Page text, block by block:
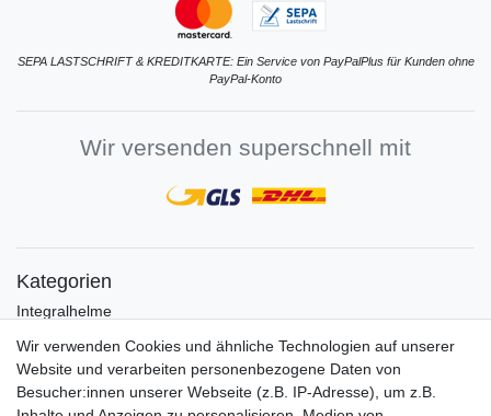
SEPA LASTSCHRIFT & KREDITKARTE: Ein Service von PayPalPlus für Kunden ohne
PayPal-Konto
Wir versenden superschnell mit
Kategorien
Integralhelme
Crosshelme
Klapphelme
Zubehör/Visiere
Wir verwenden Cookies und ähnliche Technologien auf unserer
Website und verarbeiten personenbezogene Daten von
Besucher:innen unserer Webseite (z.B. IP-Adresse), um z.B.